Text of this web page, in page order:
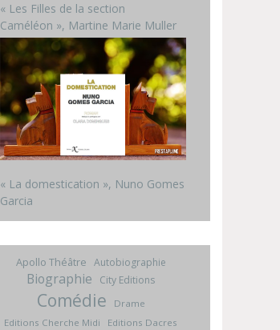
« Les Filles de la section
Caméléon », Martine Marie Muller
« La domestication », Nuno Gomes
Garcia
Apollo Théâtre Autobiographie
Biographie City Editions
Comédie
Drame
Editions Cherche Midi
Editions Dacres